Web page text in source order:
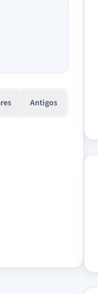
Antigos